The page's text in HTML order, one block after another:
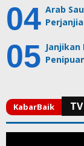
Arab